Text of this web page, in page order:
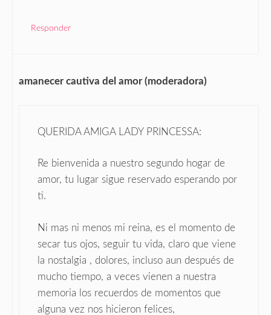
Responder
amanecer cautiva del amor (moderadora)
QUERIDA AMIGA LADY PRINCESSA:
Re bienvenida a nuestro segundo hogar de
amor, tu lugar sigue reservado esperando por
ti.
Ni mas ni menos mi reina, es el momento de
secar tus ojos, seguir tu vida, claro que viene
la nostalgia , dolores, incluso aun después de
mucho tiempo, a veces vienen a nuestra
memoria los recuerdos de momentos que
alguna vez nos hicieron felices,